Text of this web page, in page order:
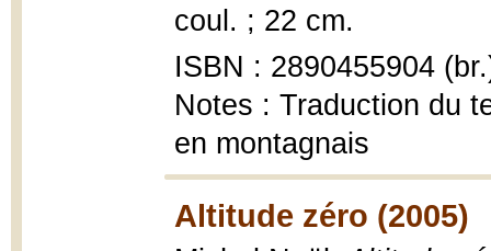
coul. ; 22 cm.
ISBN : 2890455904
Notes : Traduction du
en montagnais
Altitude zéro (2005)